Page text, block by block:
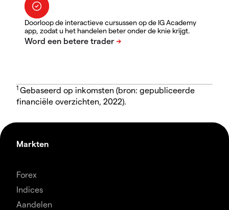
Doorloop de interactieve cursussen op de IG Academy
app, zodat u het handelen beter onder de knie krijgt.
1 Gebaseerd op inkomsten (bron: gepubliceerde
financiële overzichten, 2022).
Markten
Forex
Indices
Aandelen